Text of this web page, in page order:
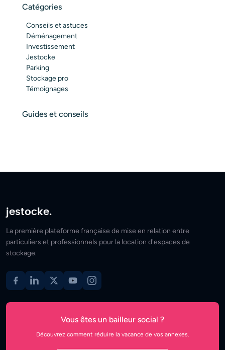
Catégories
Conseils et astuces
Déménagement
Investissement
Jestocke
Parking
Stockage pro
Témoignages
Guides et conseils
jestocke.
La première plateforme française de mise en relation entre
particuliers et professionnels pour la location d'espaces de
stockage.
Vous êtes un bailleur social ?
Découvrez comment réduire la vacance de vos annexes.